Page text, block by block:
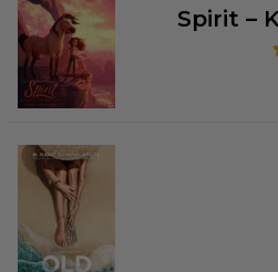
Spirit –